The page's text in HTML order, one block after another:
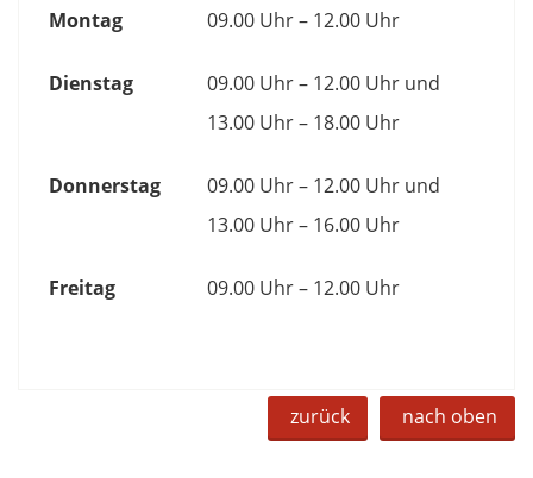
Montag 09.00 Uhr – 12.00 Uhr
Dienstag
09.00 Uhr – 12.00 Uhr und
13.00 Uhr – 18.00 Uhr
Donnerstag
09.00 Uhr – 12.00 Uhr und
13.00 Uhr – 16.00 Uhr
Freitag 09.00 Uhr – 12.00 Uhr
zurück nach oben